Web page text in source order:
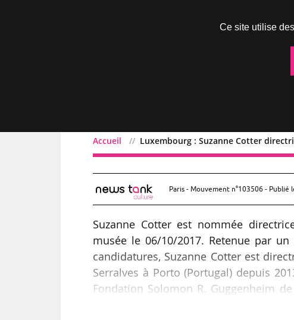
Accueil Luxembourg : Suzanne Cotter
Luxembourg : Suzanne
Paris - Mouvement n°103506 - Publié
Suzanne Cotter est nommée
musée le 06/10/2017. Retenue par
candidatures, Suzanne Cotter est
Serralves à Porto (Portugal) depuis
Fondation Solomon R. Guggenheim
Ce site utilise